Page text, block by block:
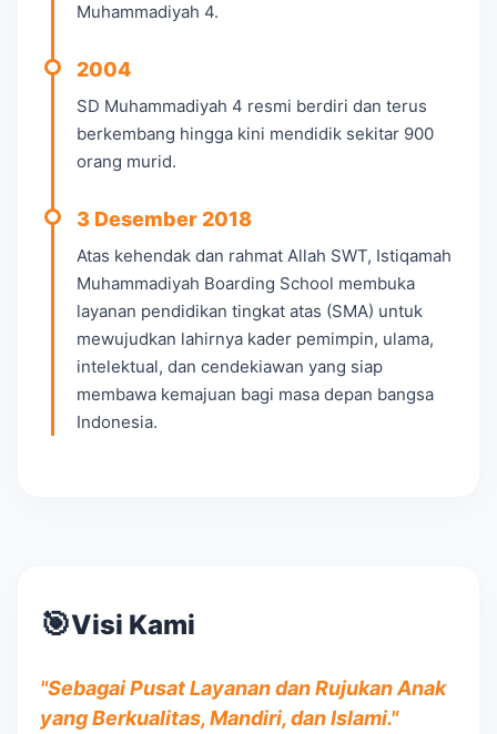
Muhammadiyah 4.
2004
SD Muhammadiyah 4 resmi berdiri dan terus
berkembang hingga kini mendidik sekitar 900
orang murid.
3 Desember 2018
Atas kehendak dan rahmat Allah SWT, Istiqamah
Muhammadiyah Boarding School membuka
layanan pendidikan tingkat atas (SMA) untuk
mewujudkan lahirnya kader pemimpin, ulama,
intelektual, dan cendekiawan yang siap
membawa kemajuan bagi masa depan bangsa
Indonesia.
🎯Visi Kami
"Sebagai Pusat Layanan dan Rujukan Anak
yang Berkualitas, Mandiri, dan Islami."